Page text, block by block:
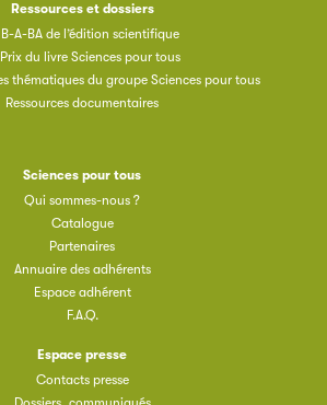
Ressources et dossiers
B-A-BA de l’édition scientifique
Prix du livre Sciences pour tous
thématiques du groupe Sciences pour tous
Ressources documentaires
Sciences pour tous
Qui sommes-nous ?
Catalogue
Partenaires
Annuaire des adhérents
Espace adhérent
F.A.Q.
Espace presse
Contacts presse